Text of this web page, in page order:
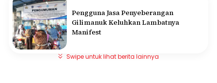
Pengguna Jasa Penyeberangan
Gilimanuk Keluhkan Lambatnya
Manifest
Swipe untuk lihat berita lainnya